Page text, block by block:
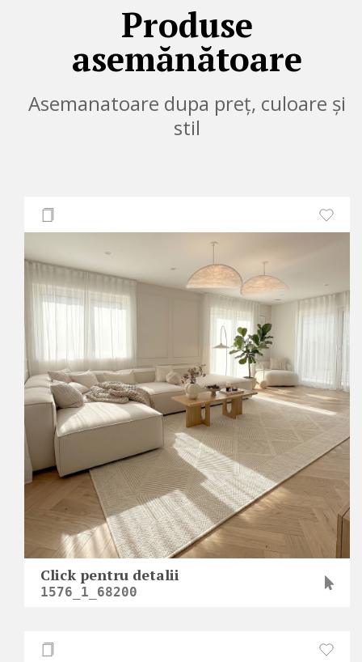
Produse
asemănătoare
Asemanatoare dupa preț, culoare și
stil
Click pentru detalii
1576_1_68200